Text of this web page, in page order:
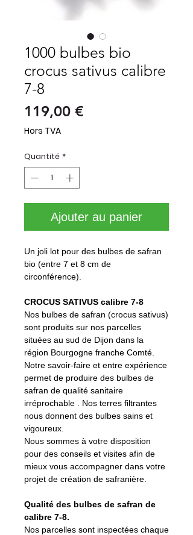
1000 bulbes bio
crocus sativus calibre
7-8
119,00 €
Hors TVA
Quantité *
Ajouter au panier
Un joli lot pour des bulbes de safran
bio (entre 7 et 8 cm de
circonférence).
CROCUS SATIVUS calibre 7-8
Nos bulbes de safran (crocus sativus)
sont produits sur nos parcelles
situées au sud de Dijon dans la
région Bourgogne franche Comté.
Notre savoir-faire et entre expérience
permet de produire des bulbes de
safran de qualité sanitaire
irréprochable . Nos terres filtrantes
nous donnent des bulbes sains et
vigoureux.
Nous sommes à votre disposition
pour des conseils et visites afin de
mieux vous accompagner dans votre
projet de création de safranière.
Qualité des bulbes de safran de
calibre 7-8.
Nos parcelles sont inspectées chaque